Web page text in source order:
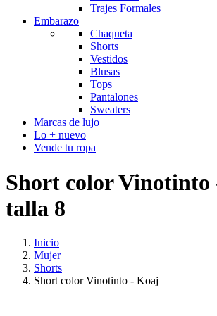
Trajes Formales
Embarazo
Chaqueta
Shorts
Vestidos
Blusas
Tops
Pantalones
Sweaters
Marcas de lujo
Lo + nuevo
Vende tu ropa
Short color Vinotinto
talla 8
Inicio
Mujer
Shorts
Short color Vinotinto - Koaj